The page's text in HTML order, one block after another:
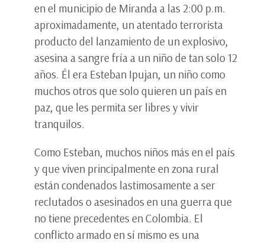
en el municipio de Miranda a las 2:00 p.m.
aproximadamente, un atentado terrorista
producto del lanzamiento de un explosivo,
asesina a sangre fría a un niño de tan solo 12
años. Él era Esteban Ipujan, un niño como
muchos otros que solo quieren un país en
paz, que les permita ser libres y vivir
tranquilos.
Como Esteban, muchos niños más en el país
y que viven principalmente en zona rural
están condenados lastimosamente a ser
reclutados o asesinados en una guerra que
no tiene precedentes en Colombia. El
conflicto armado en sí mismo es una